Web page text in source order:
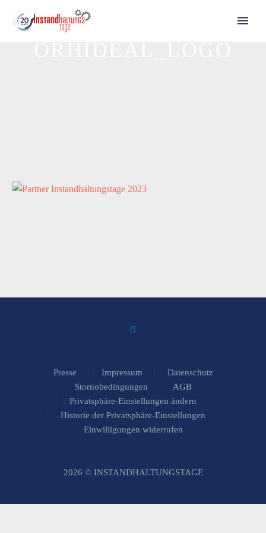
Presse Impressum
Datenschutz
Stornobedingungen
AGB
Privatsphäre-Einstellungen ändern
Historie der Privatsphäre-Einstellungen
Einwilligungen widerrufen
2026 © INSTANDHALTUNGSTAGE